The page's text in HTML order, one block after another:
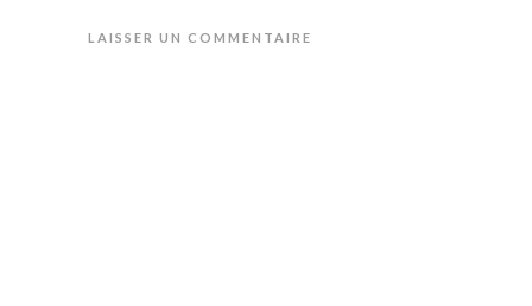
LAISSER UN COMMENTAIRE